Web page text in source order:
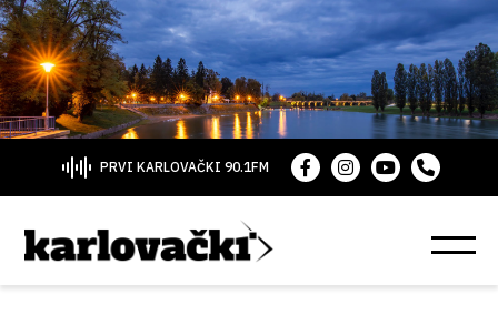
PRVI KARLOVAČKI 90.1FM